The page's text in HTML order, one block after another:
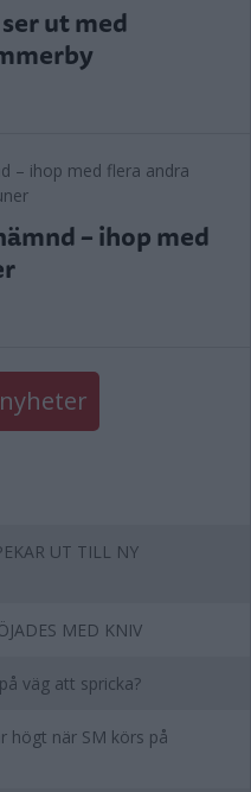
ut med
– ihop med
UT TILL NY
MED KNIV
väg att spricka?
högt när SM körs på